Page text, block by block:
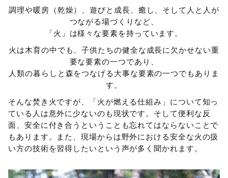
調理や暖房（乾燥）、遊びと成長、癒し、そして人と人が
つながる場づくりなど、
「火」は様々な要素を持っています。
火は木育の中でも、子供たちの健全な成長に欠かせない重
要な要素の一つであり、
人類の暮らしと森をつなげる大事な要素の一つでもありま
す。
そんな焚き火ですが、「火が燃える仕組み」について知っ
ている人は意外に少ないのも現状です。そして便利な反
面、安全に付き合うということも忘れてはならないことで
もあります。また、現場からは野外における安全な火の扱
い方の技術を習得したいという声が多く聞かれます。